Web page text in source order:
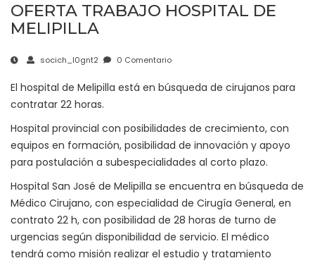
OFERTA TRABAJO HOSPITAL DE
MELIPILLA
socich_l0gnt2 0 Comentario
El hospital de Melipilla está en búsqueda de cirujanos para
contratar 22 horas.
Hospital provincial con posibilidades de crecimiento, con
equipos en formación, posibilidad de innovación y apoyo
para postulación a subespecialidades al corto plazo.
Hospital San José de Melipilla se encuentra en búsqueda de
Médico Cirujano, con especialidad de Cirugía General, en
contrato 22 h, con posibilidad de 28 horas de turno de
urgencias según disponibilidad de servicio. El médico
tendrá como misión realizar el estudio y tratamiento